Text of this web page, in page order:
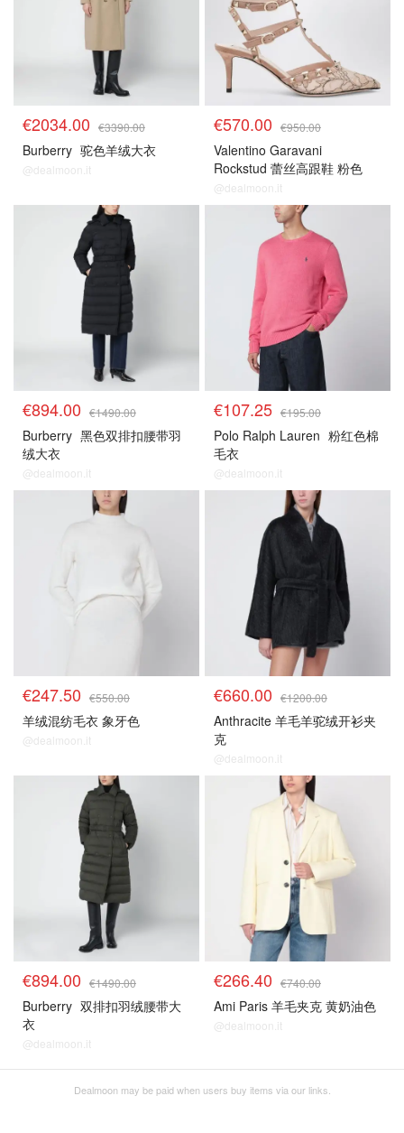
€2034.00 €3390.00
Burberry 驼色羊绒大衣
@dealmoon.it
€570.00 €950.00
Valentino Garavani
Rockstud 蕾丝高跟鞋 粉色
@dealmoon.it
€894.00 €1490.00
Burberry 黑色双排扣腰带羽
绒大衣
@dealmoon.it
€107.25 €195.00
Polo Ralph Lauren 粉红色棉
毛衣
@dealmoon.it
€247.50 €550.00
羊绒混纺毛衣 象牙色
@dealmoon.it
€660.00 €1200.00
Anthracite 羊毛羊驼绒开衫夹
克
@dealmoon.it
€894.00 €1490.00
Burberry 双排扣羽绒腰带大
衣
@dealmoon.it
€266.40 €740.00
Ami Paris 羊毛夹克 黄奶油色
@dealmoon.it
Dealmoon may be paid when users buy items via our links.